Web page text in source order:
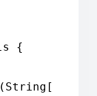
{